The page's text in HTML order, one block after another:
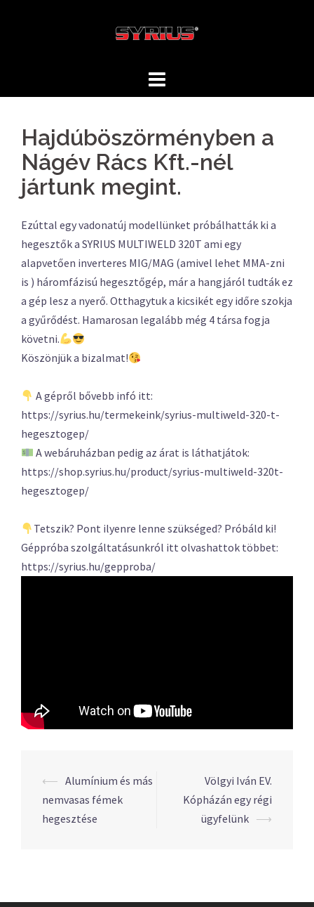
Hajdúböszörményben a
Nágév Rács Kft.-nél
jártunk megint.
Ezúttal egy vadonatúj modellünket próbálhatták ki a
hegesztők a SYRIUS MULTIWELD 320T ami egy
alapvetően inverteres MIG/MAG (amivel lehet MMA-zni
is ) háromfázisú hegesztőgép, már a hangjáról tudták ez
a gép lesz a nyerő. Otthagytuk a kicsikét egy időre szokja
a gyűrődést. Hamarosan legalább még 4 társa fogja
követni.
Köszönjük a bizalmat!
A gépről bővebb infó itt:
https://syrius.hu/termekeink/syrius-multiweld-320-t-
hegesztogep/
A webáruházban pedig az árat is láthatjátok:
https://shop.syrius.hu/product/syrius-multiweld-320t-
hegesztogep/
Tetszik? Pont ilyenre lenne szükséged? Próbáld ki!
Géppróba szolgáltatásunkról itt olvashattok többet:
https://syrius.hu/gepproba/
Post
navigation
⟵ Alumínium és más
nemvasas fémek
hegesztése
Völgyi Iván EV.
Kópházán egy régi
ügyfelünk ⟶